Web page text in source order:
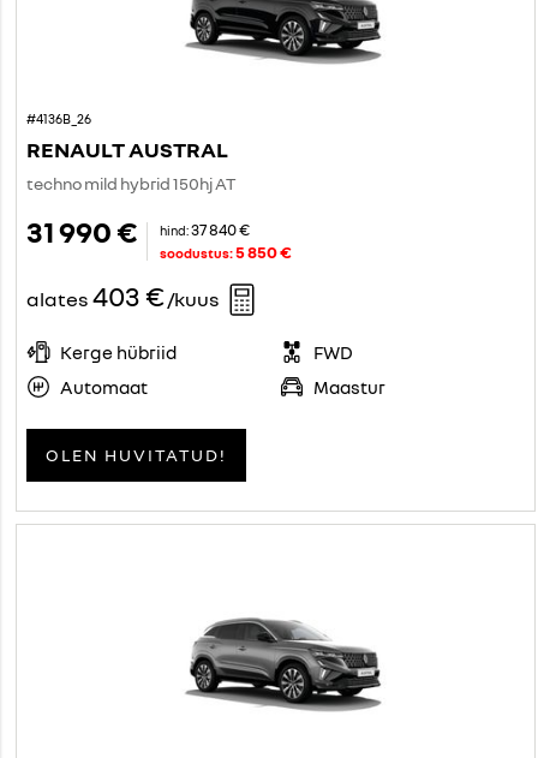
#4136B_26
RENAULT AUSTRAL
techno mild hybrid 150hj AT
31 990 € hind: 37 840 €
soodustus:5 850 €
alates 403 €/kuus
Kerge hübriid
FWD
Automaat
Maastur
OLEN HUVITATUD!